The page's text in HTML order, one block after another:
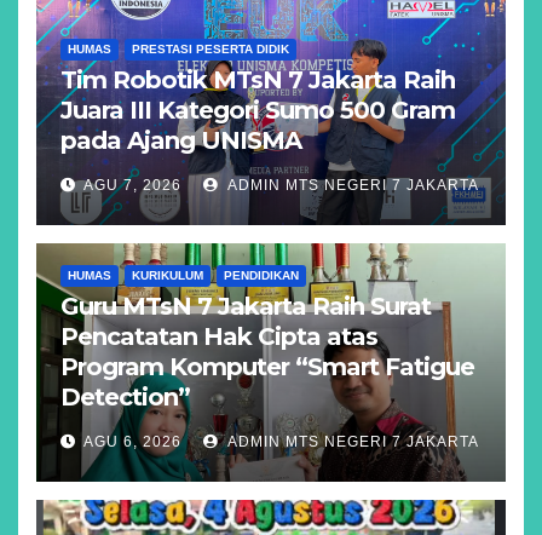
HUMAS PRESTASI PESERTA DIDIK
Tim Robotik MTsN 7 Jakarta Raih
Juara III Kategori Sumo 500 Gram
pada Ajang UNISMA
AGU 7, 2026 ADMIN MTS NEGERI 7 JAKARTA
HUMAS KURIKULUM PENDIDIKAN
Guru MTsN 7 Jakarta Raih Surat
Pencatatan Hak Cipta atas
Program Komputer “Smart Fatigue
Detection”
AGU 6, 2026 ADMIN MTS NEGERI 7 JAKARTA